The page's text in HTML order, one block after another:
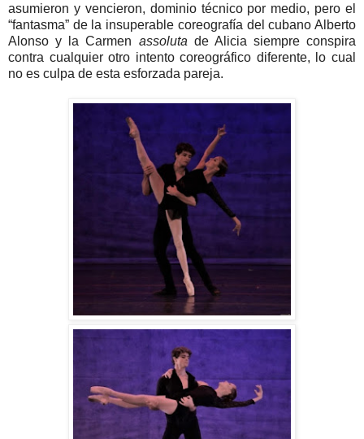
asumieron y vencieron, dominio técnico por medio, pero el
“fantasma” de la insuperable coreografía del cubano Alberto
Alonso y la Carmen assoluta de Alicia siempre conspira
contra cualquier otro intento coreográfico diferente, lo cual
no es culpa de esta esforzada pareja.